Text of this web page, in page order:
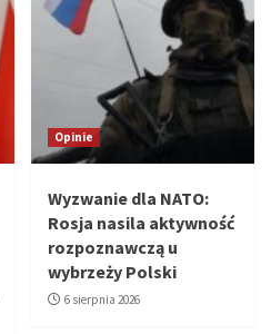
Opinie
Wyzwanie dla NATO:
Rosja nasila aktywność
rozpoznawczą u
wybrzeży Polski
6 sierpnia 2026